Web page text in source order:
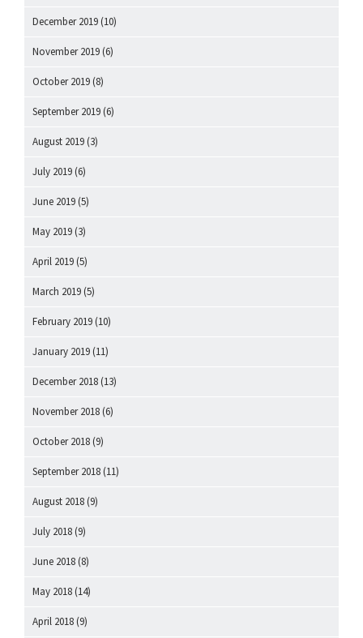
December 2019 (10)
November 2019 (6)
October 2019 (8)
September 2019 (6)
August 2019 (3)
July 2019 (6)
June 2019 (5)
May 2019 (3)
April 2019 (5)
March 2019 (5)
February 2019 (10)
January 2019 (11)
December 2018 (13)
November 2018 (6)
October 2018 (9)
September 2018 (11)
August 2018 (9)
July 2018 (9)
June 2018 (8)
May 2018 (14)
April 2018 (9)